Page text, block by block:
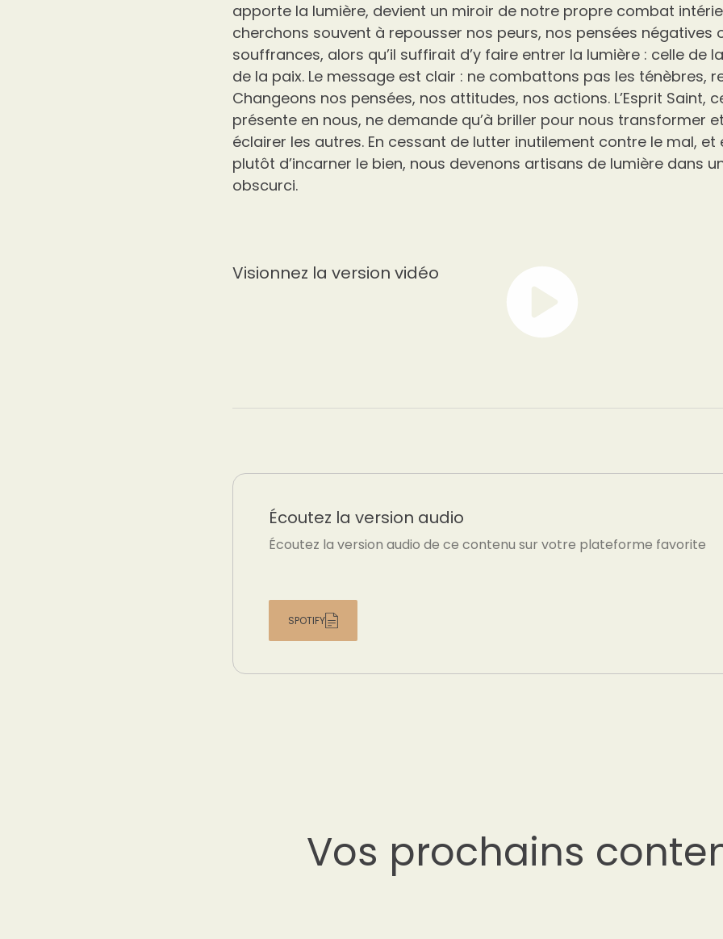
apporte la lumière, devient un miroir de notre propre combat
cherchons souvent à repousser nos peurs, nos pensées négatives
souffrances, alors qu’il suffirait d’y faire entrer la lumière : celle de
de la paix. Le message est clair : ne combattons pas les ténèbres,
Changeons nos pensées, nos attitudes, nos actions. L’Esprit Saint,
présente en nous, ne demande qu’à briller pour nous transformer
éclairer les autres. En cessant de lutter inutilement contre le mal, et
plutôt d’incarner le bien, nous devenons artisans de lumière dans
obscurci.
Visionnez la version vidéo
Écoutez la version audio
Écoutez la version audio de ce contenu sur votre plateforme favorite
SPOTIFY
Vos prochains